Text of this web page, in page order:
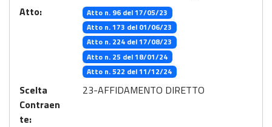
Atto:
Atto n. 96 del 17/05/23
Atto n. 173 del 01/06/23
Atto n. 224 del 17/08/23
Atto n. 25 del 18/01/24
Atto n. 522 del 11/12/24
Scelta
Contraen
te:
23-AFFIDAMENTO DIRETTO